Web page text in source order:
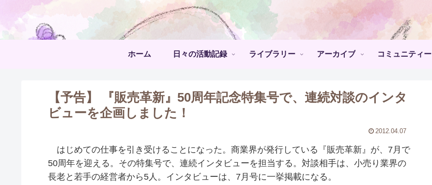
ホーム 日々の活動記録 ライブラリー アーカイブ コミュニティー
【予告】 『販売革新』50周年記念特集号で、連続対談のインタ
ビューを企画しました！
2012.04.07
はじめての仕事を引き受けることになった。商業界が発行している『販売革新』が、7月で
50周年を迎える。その特集号で、連続インタビューを担当する。対談相手は、小売り業界の
長老と若手の経営者から5人。インタビューは、7月号に一挙掲載になる。